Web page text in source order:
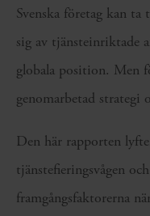
Svenska företag kan
sig av tjänsteinriktade
globala position. Men
genomarbetad strategi
Den här rapporten
tjänstefieringsvågen
framgångsfaktorerna